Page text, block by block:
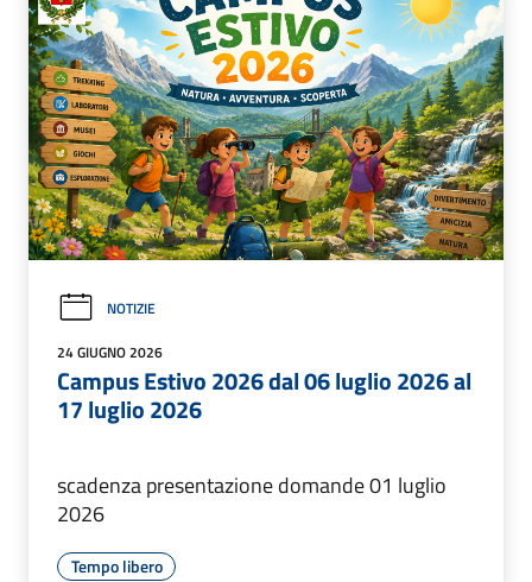
NOTIZIE
24 GIUGNO 2026
Campus Estivo 2026 dal 06 luglio 2026 al
17 luglio 2026
scadenza presentazione domande 01 luglio
2026
Tempo libero